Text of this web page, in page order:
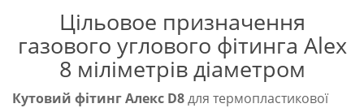
Цільовое призначення
газового углового фітинга Alex
8 міліметрів діаметром
Кутовий фітинг Алекс D8для термопластикової